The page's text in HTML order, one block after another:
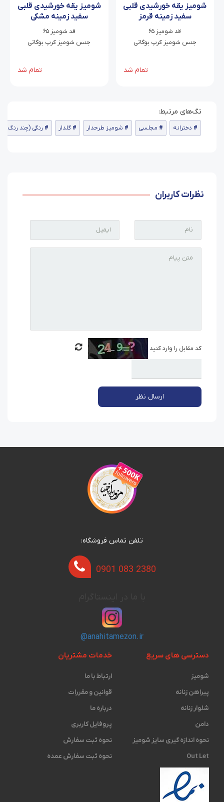
شومیز یقه خورشیدی قلبی
سفید زمینه قرمز
قد شومیز ۶۵
جنس شومیز کرپ بوگاتی
تمام شد
شومیز یقه خورشیدی قلبی
سفید زمینه مشکی
قد شومیز ۶۵
جنس شومیز کرپ بوگاتی
تمام شد
دخترانه مجلسی شومیز طرحدار گلدار رنگی (چند رنگ)
نظرات کاربران
کد مقابل را وارد کنید
ارسال نظر
تلفن تماس فروشگاه:
0901 083 2380
@anahitamezon.ir
دسترسی های سریع
شومیز
پیراهن زنانه
شلوار زنانه
دامن
نحوه اندازه گیری ‫سایز شومیز
Out Let
خدمات مشتریان
ارتباط با ما
قوانین و مقررات
درباره ما
پروفایل کاربری
نحوه ثبت سفارش
نحوه ثبت سفارش عمده